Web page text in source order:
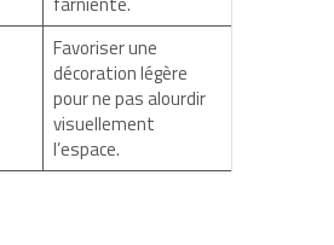
Favoriser une
décoration légère
pour ne pas alourdir
visuellement
l’espace.